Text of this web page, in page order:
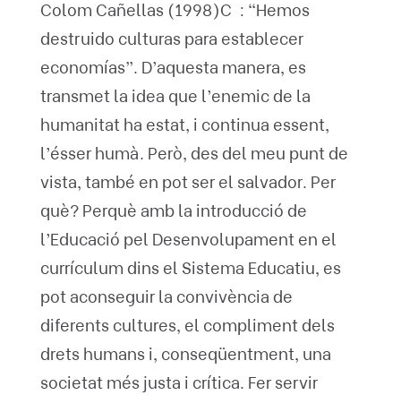
Colom Cañellas (1998)C : “Hemos
destruido culturas para establecer
economías”. D’aquesta manera, es
transmet la idea que l’enemic de la
humanitat ha estat, i continua essent,
l’ésser humà. Però, des del meu punt de
vista, també en pot ser el salvador. Per
què? Perquè amb la introducció de
l’Educació pel Desenvolupament en el
currículum dins el Sistema Educatiu, es
pot aconseguir la convivència de
diferents cultures, el compliment dels
drets humans i, conseqüentment, una
societat més justa i crítica. Fer servir